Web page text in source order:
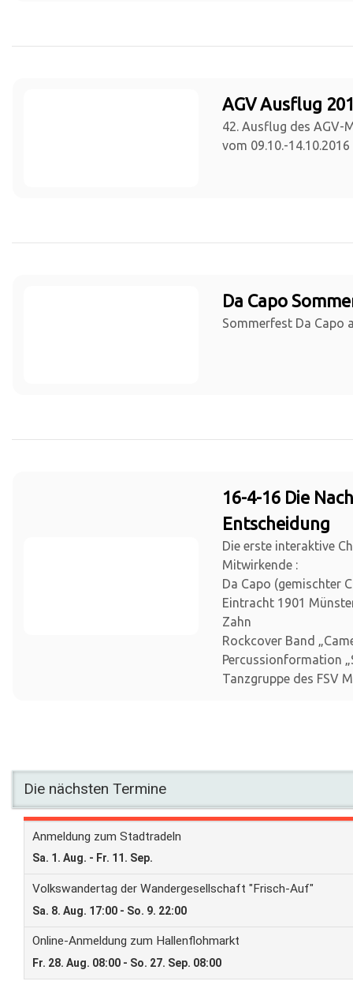
AGV Ausflug
42. Ausflug des AGV-
vom 09.10.-
Da Capo
Sommerfest Da Capo
16-4-16 Die
Entscheidung
Die erste interaktive
Mitwirkende :
Da Capo (gemischter
Eintracht 1901
Zahn
Rockcover Band
Percussionformation
Tanzgruppe des FSV
Die nächsten Termine